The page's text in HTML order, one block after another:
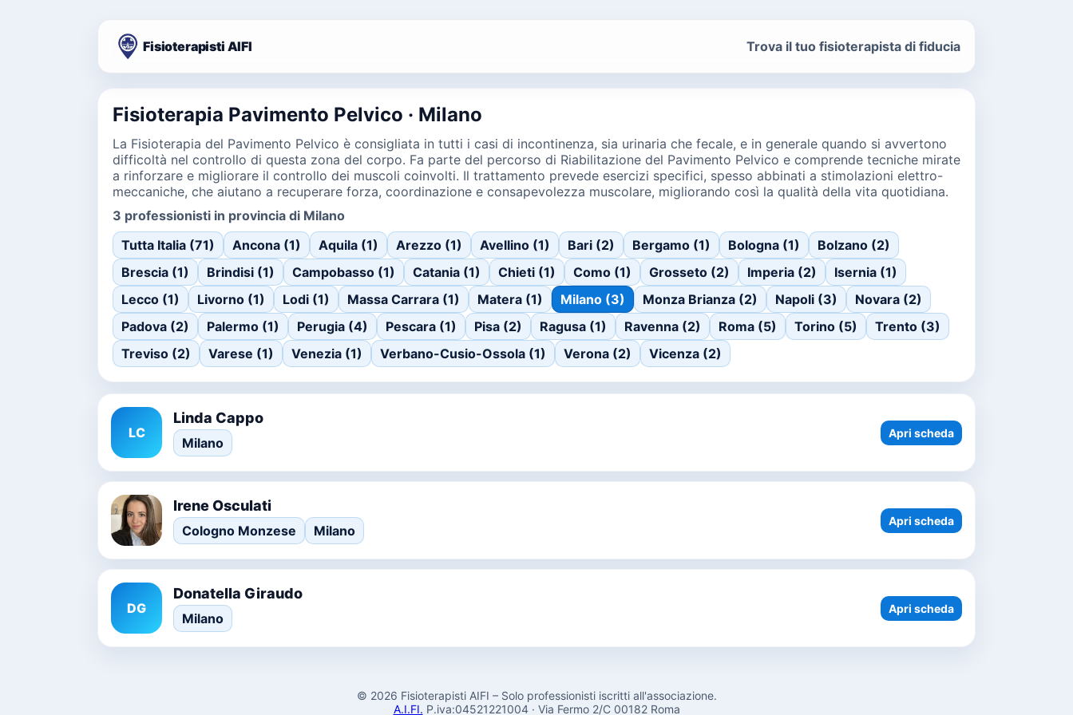
Fisioterapisti AIFI Trova il tuo fisioterapista di fiducia
Fisioterapia Pavimento Pelvico · Milano
La Fisioterapia del Pavimento Pelvico è consigliata in tutti i casi di incontinenza, sia urinaria che fecale, e in generale quando si avvertono
difficoltà nel controllo di questa zona del corpo. Fa parte del percorso di Riabilitazione del Pavimento Pelvico e comprende tecniche mirate
a rinforzare e migliorare il controllo dei muscoli coinvolti. Il trattamento prevede esercizi specifici, spesso abbinati a stimolazioni elettro-
meccaniche, che aiutano a recuperare forza, coordinazione e consapevolezza muscolare, migliorando così la qualità della vita quotidiana.
3 professionisti in provincia di Milano
Tutta Italia (71)
Ancona (1) Aquila (1) Arezzo (1) Avellino (1) Bari (2) Bergamo (1) Bologna (1)
Bolzano (2)
Brescia (1)
Brindisi (1) Campobasso (1) Catania (1) Chieti (1) Como (1) Grosseto (2) Imperia (2)
Isernia (1)
Lecco (1)
Livorno (1) Lodi (1) Massa Carrara (1) Matera (1) Milano (3) Monza Brianza (2) Napoli (3)
Novara (2)
Padova (2)
Palermo (1) Perugia (4) Pescara (1) Pisa (2) Ragusa (1) Ravenna (2) Roma (5) Torino (5)
Trento (3)
Treviso (2)
Varese (1) Venezia (1) Verbano-Cusio-Ossola (1) Verona (2) Vicenza (2)
LC
Linda Cappo
Milano
Apri scheda
Irene Osculati
Cologno Monzese Milano
Apri scheda
DG
Donatella Giraudo
Milano
Apri scheda
© 2026 Fisioterapisti AIFI – Solo professionisti iscritti all'associazione.
A.I.FI. P.iva:04521221004 · Via Fermo 2/C 00182 Roma